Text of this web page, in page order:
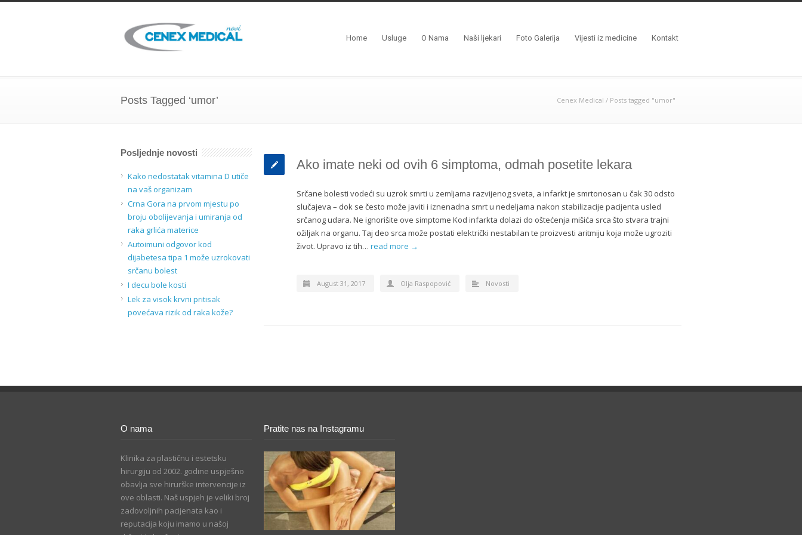
Home Usluge O Nama Naši ljekari Foto Galerija Vijesti iz medicine Kontakt
Posts Tagged ‘umor’ Cenex Medical / Posts tagged "umor"
Ako imate neki od ovih 6 simptoma, odmah posetite lekara
Srčane bolesti vodeći su uzrok smrti u zemljama razvijenog sveta, a infarkt je smrtonosan u čak 30 odsto
slučajeva – dok se često može javiti i iznenadna smrt u nedeljama nakon stabilizacije pacijenta usled
srčanog udara. Ne ignorišite ove simptome Kod infarkta dolazi do oštećenja mišića srca što stvara trajni
ožiljak na organu. Taj deo srca može postati električki nestabilan te proizvesti aritmiju koja može ugroziti
život. Upravo iz tih… read more →
August 31, 2017 Olja Raspopović Novosti
Posljednje novosti
Kako nedostatak vitamina D utiče
na vaš organizam
Crna Gora na prvom mjestu po
broju obolijevanja i umiranja od
raka grlića materice
Autoimuni odgovor kod
dijabetesa tipa 1 može uzrokovati
srčanu bolest
I decu bole kosti
Lek za visok krvni pritisak
povećava rizik od raka kože?
O nama
Klinika za plastičnu i estetsku
hirurgiju od 2002. godine uspješno
obavlja sve hirurške intervencije iz
ove oblasti. Naš uspjeh je veliki broj
zadovoljnih pacijenata kao i
reputacija koju imamo u našoj
Pratite nas na Instagramu